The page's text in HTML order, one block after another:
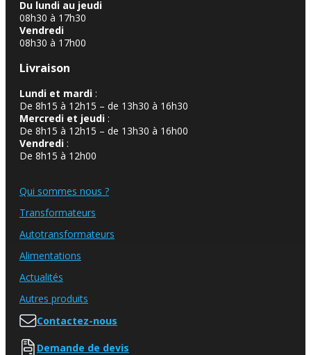
Du lundi au jeudi
08h30 à 17h30
Vendredi
08h30 à 17h00
Livraison
Lundi et mardi :
De 8h15 à 12h15 – de 13h30 à 16h30
Mercredi et jeudi :
De 8h15 à 12h15 – de 13h30 à 16h00
Vendredi :
De 8h15 à 12h00
Qui sommes nous ?
Transformateurs
Autotransformateurs
Alimentations
Actualités
Autres produits
Contactez-nous
Demande de devis